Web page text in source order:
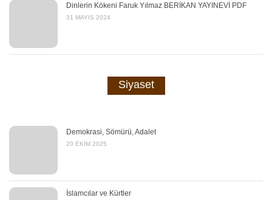
Dinlerin Kökeni Faruk Yılmaz BERİKAN YAYINEVİ PDF
31 MAYIS 2024
Siyaset
Demokrasi, Sömürü, Adalet
20 EKIM 2025
İslamcılar ve Kürtler